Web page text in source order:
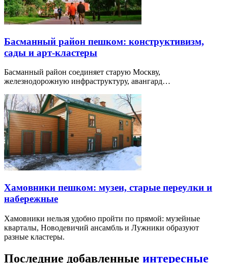
Басманный район пешком: конструктивизм,
сады и арт-кластеры
Басманный район соединяет старую Москву,
железнодорожную инфраструктуру, авангард…
Хамовники пешком: музеи, старые переулки и
набережные
Хамовники нельзя удобно пройти по прямой: музейные
кварталы, Новодевичий ансамбль и Лужники образуют
разные кластеры.
Последние добавленные интересные